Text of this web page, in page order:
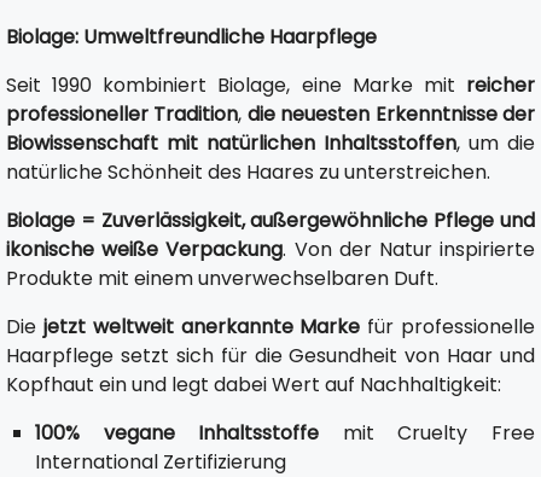
Biolage: Umweltfreundliche Haarpflege
Seit 1990 kombiniert Biolage, eine Marke mit reicher
professioneller Tradition, die neuesten Erkenntnisse der
Biowissenschaft mit natürlichen Inhaltsstoffen, um die
natürliche Schönheit des Haares zu unterstreichen.
Biolage = Zuverlässigkeit, außergewöhnliche Pflege und
ikonische weiße Verpackung. Von der Natur inspirierte
Produkte mit einem unverwechselbaren Duft.
Die jetzt weltweit anerkannte Marke für professionelle
Haarpflege setzt sich für die Gesundheit von Haar und
Kopfhaut ein und legt dabei Wert auf Nachhaltigkeit:
100% vegane Inhaltsstoffe mit Cruelty Free
International Zertifizierung